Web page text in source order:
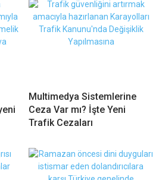
Multimedya Sistemlerine
Ceza Var mı? İşte Yeni
Trafik Cezaları